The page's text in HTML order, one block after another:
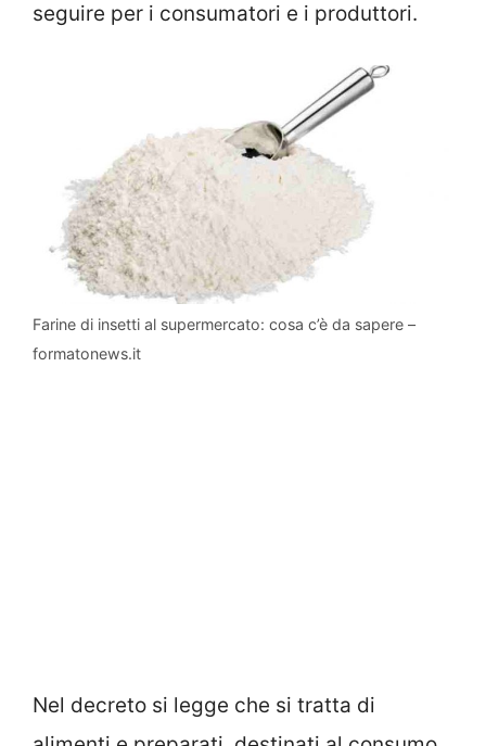
seguire per i consumatori e i produttori.
Farine di insetti al supermercato: cosa c’è da sapere –
formatonews.it
Nel decreto si legge che si tratta di